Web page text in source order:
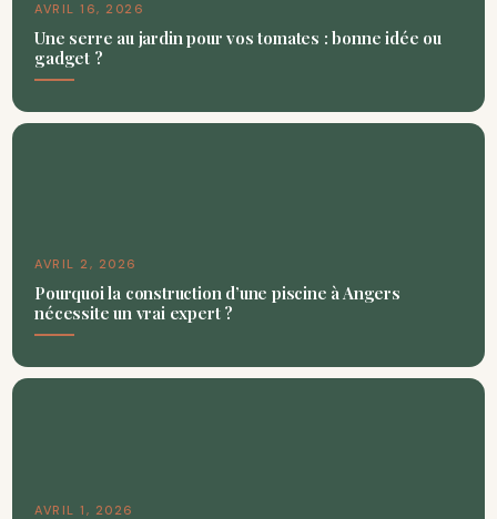
AVRIL 16, 2026
Une serre au jardin pour vos tomates : bonne idée ou
gadget ?
AVRIL 2, 2026
Pourquoi la construction d’une piscine à Angers
nécessite un vrai expert ?
AVRIL 1, 2026